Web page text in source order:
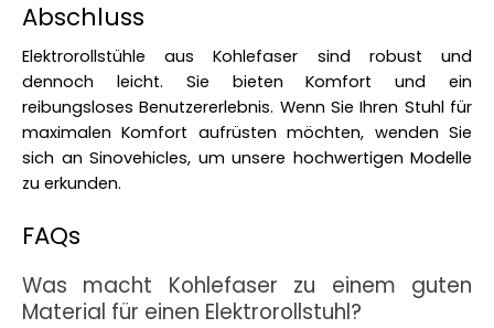
Abschluss
Elektrorollstühle aus Kohlefaser sind robust und
dennoch leicht. Sie bieten Komfort und ein
reibungsloses Benutzererlebnis. Wenn Sie Ihren Stuhl für
maximalen Komfort aufrüsten möchten, wenden Sie
sich an Sinovehicles, um unsere hochwertigen Modelle
zu erkunden.
FAQs
Was macht Kohlefaser zu einem guten
Material für einen Elektrorollstuhl?